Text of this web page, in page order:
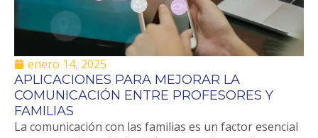
enero 14, 2025
APLICACIONES PARA MEJORAR LA
COMUNICACIÓN ENTRE PROFESORES Y
FAMILIAS
La comunicación con las familias es un factor esencial